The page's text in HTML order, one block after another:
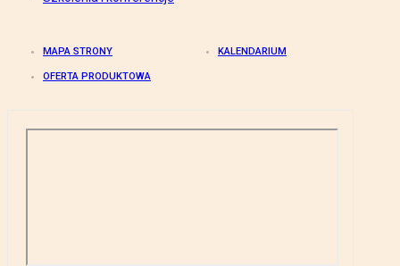
MAPA STRONY KALENDARIUM
OFERTA PRODUKTOWA